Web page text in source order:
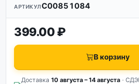
АРТИКУЛC00851084
399.00 ₽
В корзину
Доставка 10 августа – 14 августа ·